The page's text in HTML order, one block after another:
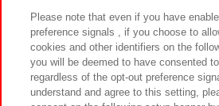
カスタマーハラスメント対応方針 よくあ
Please note that even if you have
preference signals , if you choose to
cookies and other identifiers on the
you will be deemed to have consented
regardless of the opt-out preference
understand and agree to this setting,